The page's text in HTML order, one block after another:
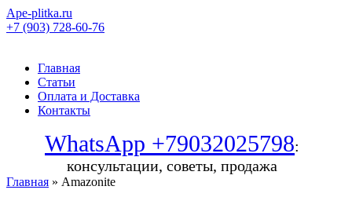
Ape-plitka.ru
+7 (903) 728-60-76
Главная
Статьи
Оплата и Доставка
Контакты
WhatsApp +79032025798:
консультации, советы, продажа
Главная » Amazonite